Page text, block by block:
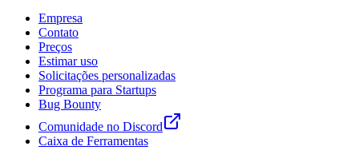
Empresa
Contato
Preços
Estimar uso
Solicitações personalizadas
Programa para Startups
Bug Bounty
Comunidade no Discord
Caixa de Ferramentas